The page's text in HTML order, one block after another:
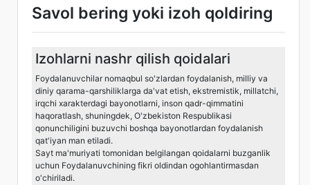
Savol bering yoki izoh qoldiring
Izohlarni nashr qilish qoidalari
Foydalanuvchilar nomaqbul so'zlardan foydalanish, milliy va
diniy qarama-qarshiliklarga da'vat etish, ekstremistik, millatchi,
irqchi xarakterdagi bayonotlarni, inson qadr-qimmatini
haqoratlash, shuningdek, O'zbekiston Respublikasi
qonunchiligini buzuvchi boshqa bayonotlardan foydalanish
qat'iyan man etiladi.
Sayt ma'muriyati tomonidan belgilangan qoidalarni buzganlik
uchun Foydalanuvchining fikri oldindan ogohlantirmasdan
o'chiriladi.